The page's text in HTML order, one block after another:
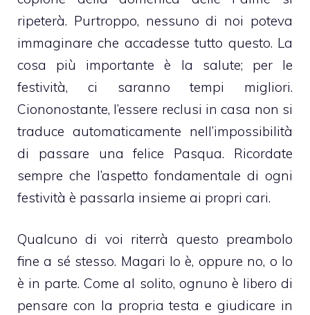
ripeterà. Purtroppo, nessuno di noi poteva
immaginare che accadesse tutto questo. La
cosa più importante è la salute; per le
festività, ci saranno tempi migliori.
Ciononostante, l’essere reclusi in casa non si
traduce automaticamente nell’impossibilità
di passare una felice Pasqua. Ricordate
sempre che l’aspetto fondamentale di ogni
festività è passarla insieme ai propri cari.
Qualcuno di voi riterrà questo preambolo
fine a sé stesso. Magari lo è, oppure no, o lo
è in parte. Come al solito, ognuno è libero di
pensare con la propria testa e giudicare in